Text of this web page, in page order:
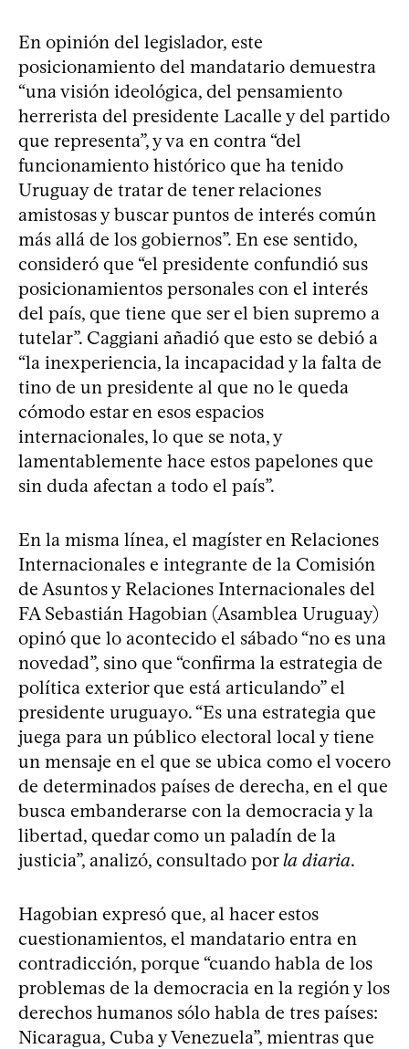
En opinión del legislador, este
posicionamiento del mandatario demuestra
“una visión ideológica, del pensamiento
herrerista del presidente Lacalle y del partido
que representa”, y va en contra “del
funcionamiento histórico que ha tenido
Uruguay de tratar de tener relaciones
amistosas y buscar puntos de interés común
más allá de los gobiernos”. En ese sentido,
consideró que “el presidente confundió sus
posicionamientos personales con el interés
del país, que tiene que ser el bien supremo a
tutelar”. Caggiani añadió que esto se debió a
“la inexperiencia, la incapacidad y la falta de
tino de un presidente al que no le queda
cómodo estar en esos espacios
internacionales, lo que se nota, y
lamentablemente hace estos papelones que
sin duda afectan a todo el país”.
En la misma línea, el magíster en Relaciones
Internacionales e integrante de la Comisión
de Asuntos y Relaciones Internacionales del
FA Sebastián Hagobian (Asamblea Uruguay)
opinó que lo acontecido el sábado “no es una
novedad”, sino que “confirma la estrategia de
política exterior que está articulando” el
presidente uruguayo. “Es una estrategia que
juega para un público electoral local y tiene
un mensaje en el que se ubica como el vocero
de determinados países de derecha, en el que
busca embanderarse con la democracia y la
libertad, quedar como un paladín de la
justicia”, analizó, consultado porla diaria.
Hagobian expresó que, al hacer estos
cuestionamientos, el mandatario entra en
contradicción, porque “cuando habla de los
problemas de la democracia en la región y los
derechos humanos sólo habla de tres países:
Nicaragua, Cuba y Venezuela”, mientras que